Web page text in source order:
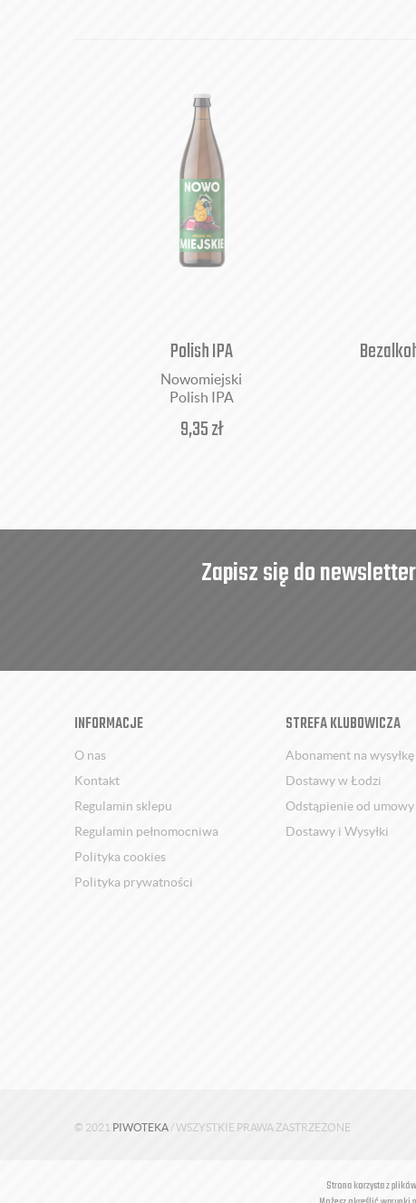
Polish IPA
Nowomiejski
Polish IPA
9,35zł
Zapisz się do
INFORMACJE
O nas
Kontakt
Regulamin sklepu
Regulamin pełnomocniwa
Polityka cookies
Polityka prywatności
STREFA KLUBOWICZA
Abonament na wysyłkę
Dostawy w Łodzi
Odstąpienie od umowy
Dostawy i Wysyłki
© 2021 PIWOTEKA / WSZYSTKIE PRAWA ZASTRZEŻONE
Strona korzysta z